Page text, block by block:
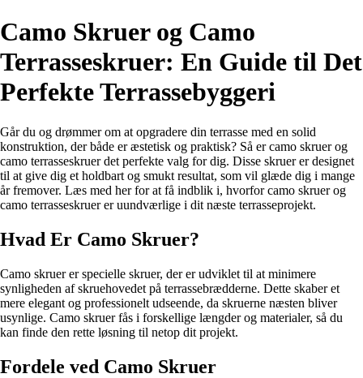
Camo Skruer og Camo
Terrasseskruer: En Guide til Det
Perfekte Terrassebyggeri
Går du og drømmer om at opgradere din terrasse med en solid
konstruktion, der både er æstetisk og praktisk? Så er camo skruer og
camo terrasseskruer det perfekte valg for dig. Disse skruer er designet
til at give dig et holdbart og smukt resultat, som vil glæde dig i mange
år fremover. Læs med her for at få indblik i, hvorfor camo skruer og
camo terrasseskruer er uundværlige i dit næste terrasseprojekt.
Hvad Er Camo Skruer?
Camo skruer er specielle skruer, der er udviklet til at minimere
synligheden af skruehovedet på terrassebrædderne. Dette skaber et
mere elegant og professionelt udseende, da skruerne næsten bliver
usynlige. Camo skruer fås i forskellige længder og materialer, så du
kan finde den rette løsning til netop dit projekt.
Fordele ved Camo Skruer